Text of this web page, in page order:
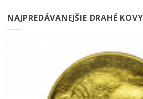
NAJPREDÁVANEJŠIE DRAHÉ KOVY